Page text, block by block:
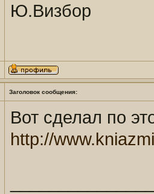
Ю.Визбор
Заголовок сообщения:
Вот сделал по
http://